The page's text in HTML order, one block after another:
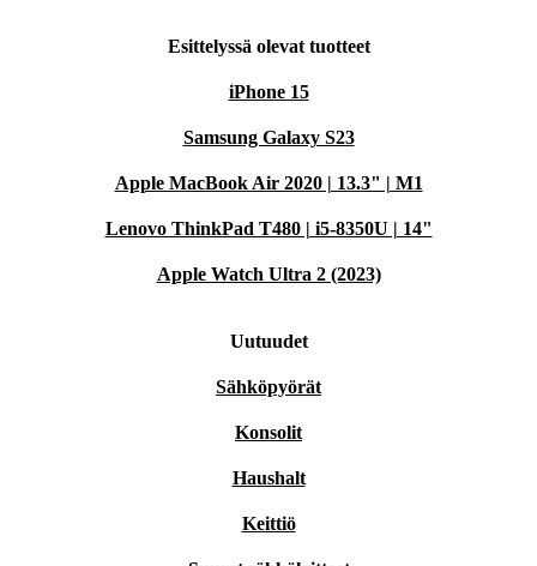
Esittelyssä olevat tuotteet
iPhone 15
Samsung Galaxy S23
Apple MacBook Air 2020 | 13.3" | M1
Lenovo ThinkPad T480 | i5-8350U | 14"
Apple Watch Ultra 2 (2023)
Uutuudet
Sähköpyörät
Konsolit
Haushalt
Keittiö